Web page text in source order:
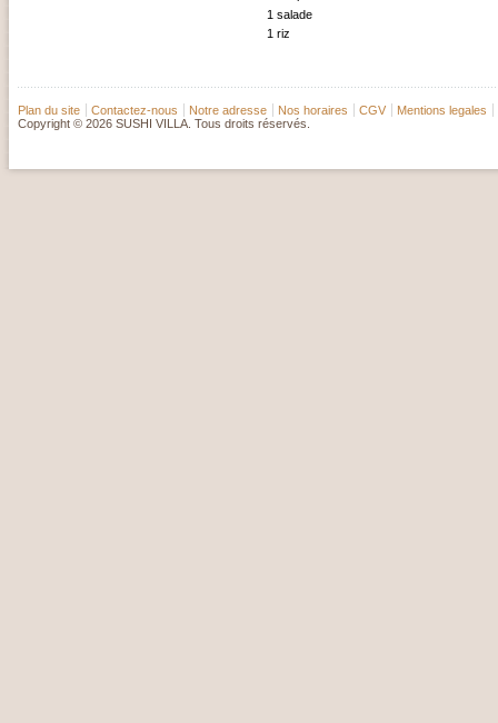
1 salade
1 riz
Plan du site Contactez-nous Notre adresse Nos horaires CGV
Mentions legales
Copyright © 2026 SUSHI VILLA. Tous droits réservés.